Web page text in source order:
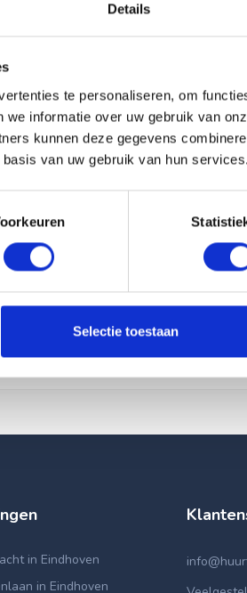
Details
te personaliseren, om
informatie over uw gebruik van
kunnen deze gegevens
van uw gebruik van hun services.
Selectie toestaan
in Eindhoven
in Eindhoven